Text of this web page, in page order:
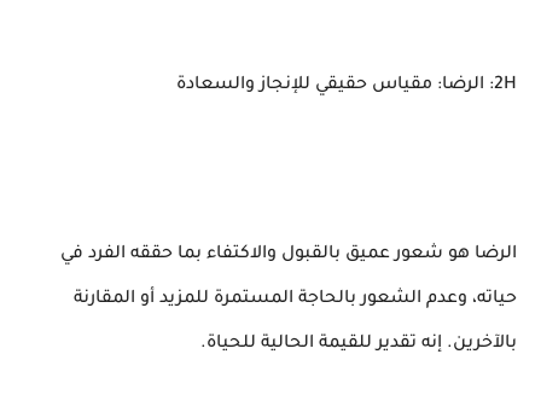
2H: الرضا: مقياس حقيقي للإنجاز والسعادة
الرضا هو شعور عميق بالقبول والاكتفاء بما حققه الفرد في
حياته، وعدم الشعور بالحاجة المستمرة للمزيد أو المقارنة
بالآخرين. إنه تقدير للقيمة الحالية للحياة.